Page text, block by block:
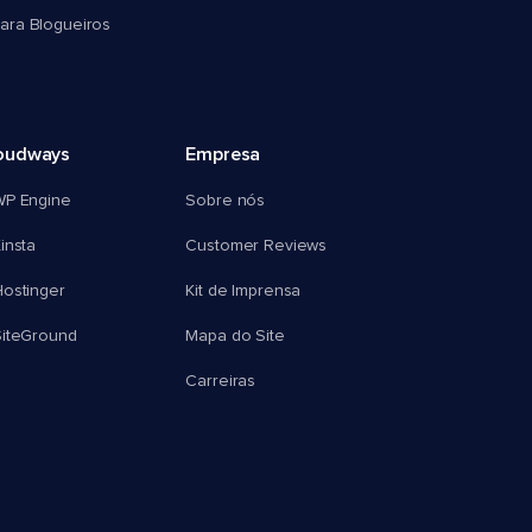
Blogueiros
Engine
Empresa
Sobre nós
Customer Reviews
Kit de Imprensa
Mapa do Site
Carreiras